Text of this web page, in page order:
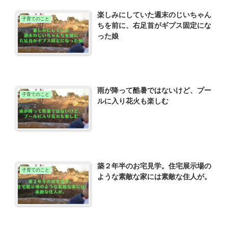
子育てのこと
楽しみにしていた週末のじいちゃん
ちを前に、右足首がギプス固定にな
った娘
子育てのこと
雨が降って酷暑ではないけど、プー
ルに入り花火も楽しむ
子育てのこと
築２年半のお宅見学。住宅展示場の
ような素敵な家には素敵な住人が。